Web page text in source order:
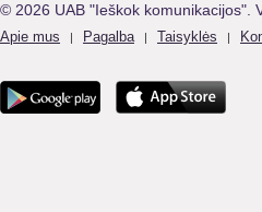
© 2026 UAB "Ieškok komunikacijos".
Apie mus | Pagalba | Taisyklės |